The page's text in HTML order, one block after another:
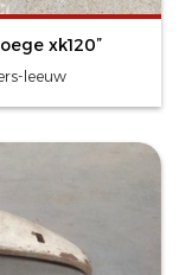
xk120”
leeuw